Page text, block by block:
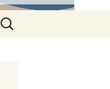
Найти: